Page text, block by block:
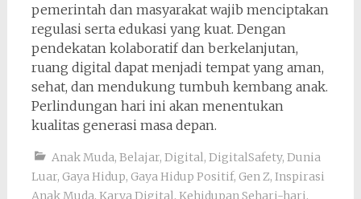
pemerintah dan masyarakat wajib menciptakan
regulasi serta edukasi yang kuat. Dengan
pendekatan kolaboratif dan berkelanjutan,
ruang digital dapat menjadi tempat yang aman,
sehat, dan mendukung tumbuh kembang anak.
Perlindungan hari ini akan menentukan
kualitas generasi masa depan.
Anak Muda, Belajar, Digital, DigitalSafety, Dunia
Luar, Gaya Hidup, Gaya Hidup Positif, Gen Z, Inspirasi
Anak Muda, Karya Digital, Kehidupan Sehari-hari,